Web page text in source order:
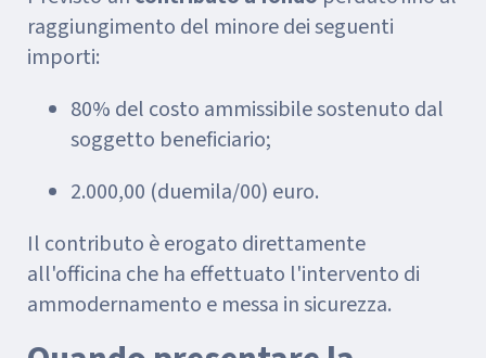
raggiungimento del minore dei seguenti
importi:
80% del costo ammissibile sostenuto dal
soggetto beneficiario;
2.000,00 (duemila/00) euro.
Il contributo è erogato direttamente
all'officina che ha effettuato l'intervento di
ammodernamento e messa in sicurezza.